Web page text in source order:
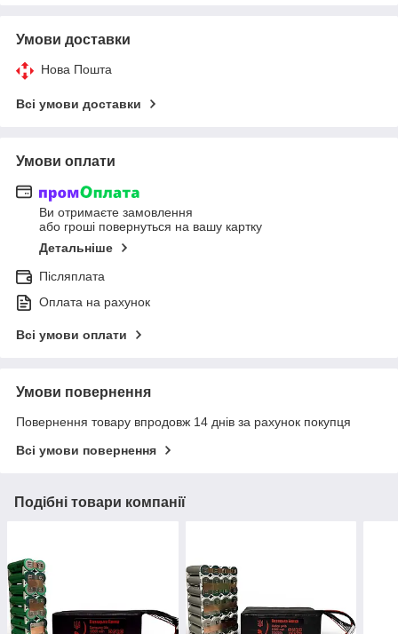
Умови доставки
Нова Пошта
Всі умови доставки
Умови оплати
Ви отримаєте замовлення
або гроші повернуться на вашу картку
Детальніше
Післяплата
Оплата на рахунок
Всі умови оплати
Умови повернення
Повернення товару впродовж 14 днів за рахунок покупця
Всі умови повернення
Подібні товари компанії